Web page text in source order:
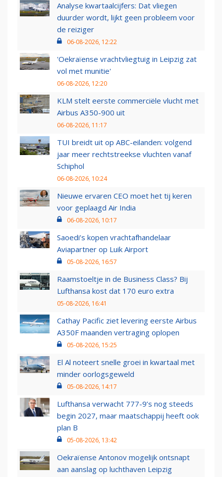
Analyse kwartaalcijfers: Dat vliegen
duurder wordt, lijkt geen probleem voor
de reiziger
06-08-2026, 12:22
'Oekraïense vrachtvliegtuig in Leipzig zat
vol met munitie'
06-08-2026, 12:20
KLM stelt eerste commerciële vlucht met
Airbus A350-900 uit
06-08-2026, 11:17
TUI breidt uit op ABC-eilanden: volgend
jaar meer rechtstreekse vluchten vanaf
Schiphol
06-08-2026, 10:24
Nieuwe ervaren CEO moet het tij keren
voor geplaagd Air India
06-08-2026, 10:17
Saoedi’s kopen vrachtafhandelaar
Aviapartner op Luik Airport
05-08-2026, 16:57
Raamstoeltje in de Business Class? Bij
Lufthansa kost dat 170 euro extra
05-08-2026, 16:41
Cathay Pacific ziet levering eerste Airbus
A350F maanden vertraging oplopen
05-08-2026, 15:25
El Al noteert snelle groei in kwartaal met
minder oorlogsgeweld
05-08-2026, 14:17
Lufthansa verwacht 777-9’s nog steeds
begin 2027, maar maatschappij heeft ook
plan B
05-08-2026, 13:42
Oekraïense Antonov mogelijk ontsnapt
aan aanslag op luchthaven Leipzig